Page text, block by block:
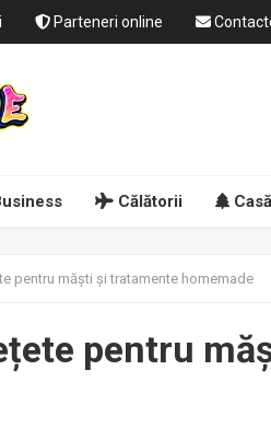
Parteneri online
Călătorii
pentru măști și tratamente homemade
pentru